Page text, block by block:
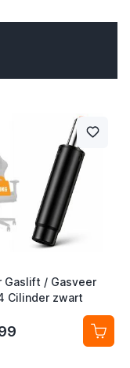
Gaslift / Gasveer
Cilinder zwart